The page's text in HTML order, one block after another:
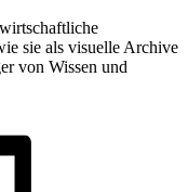
sie als visuelle Archive
von Wissen und